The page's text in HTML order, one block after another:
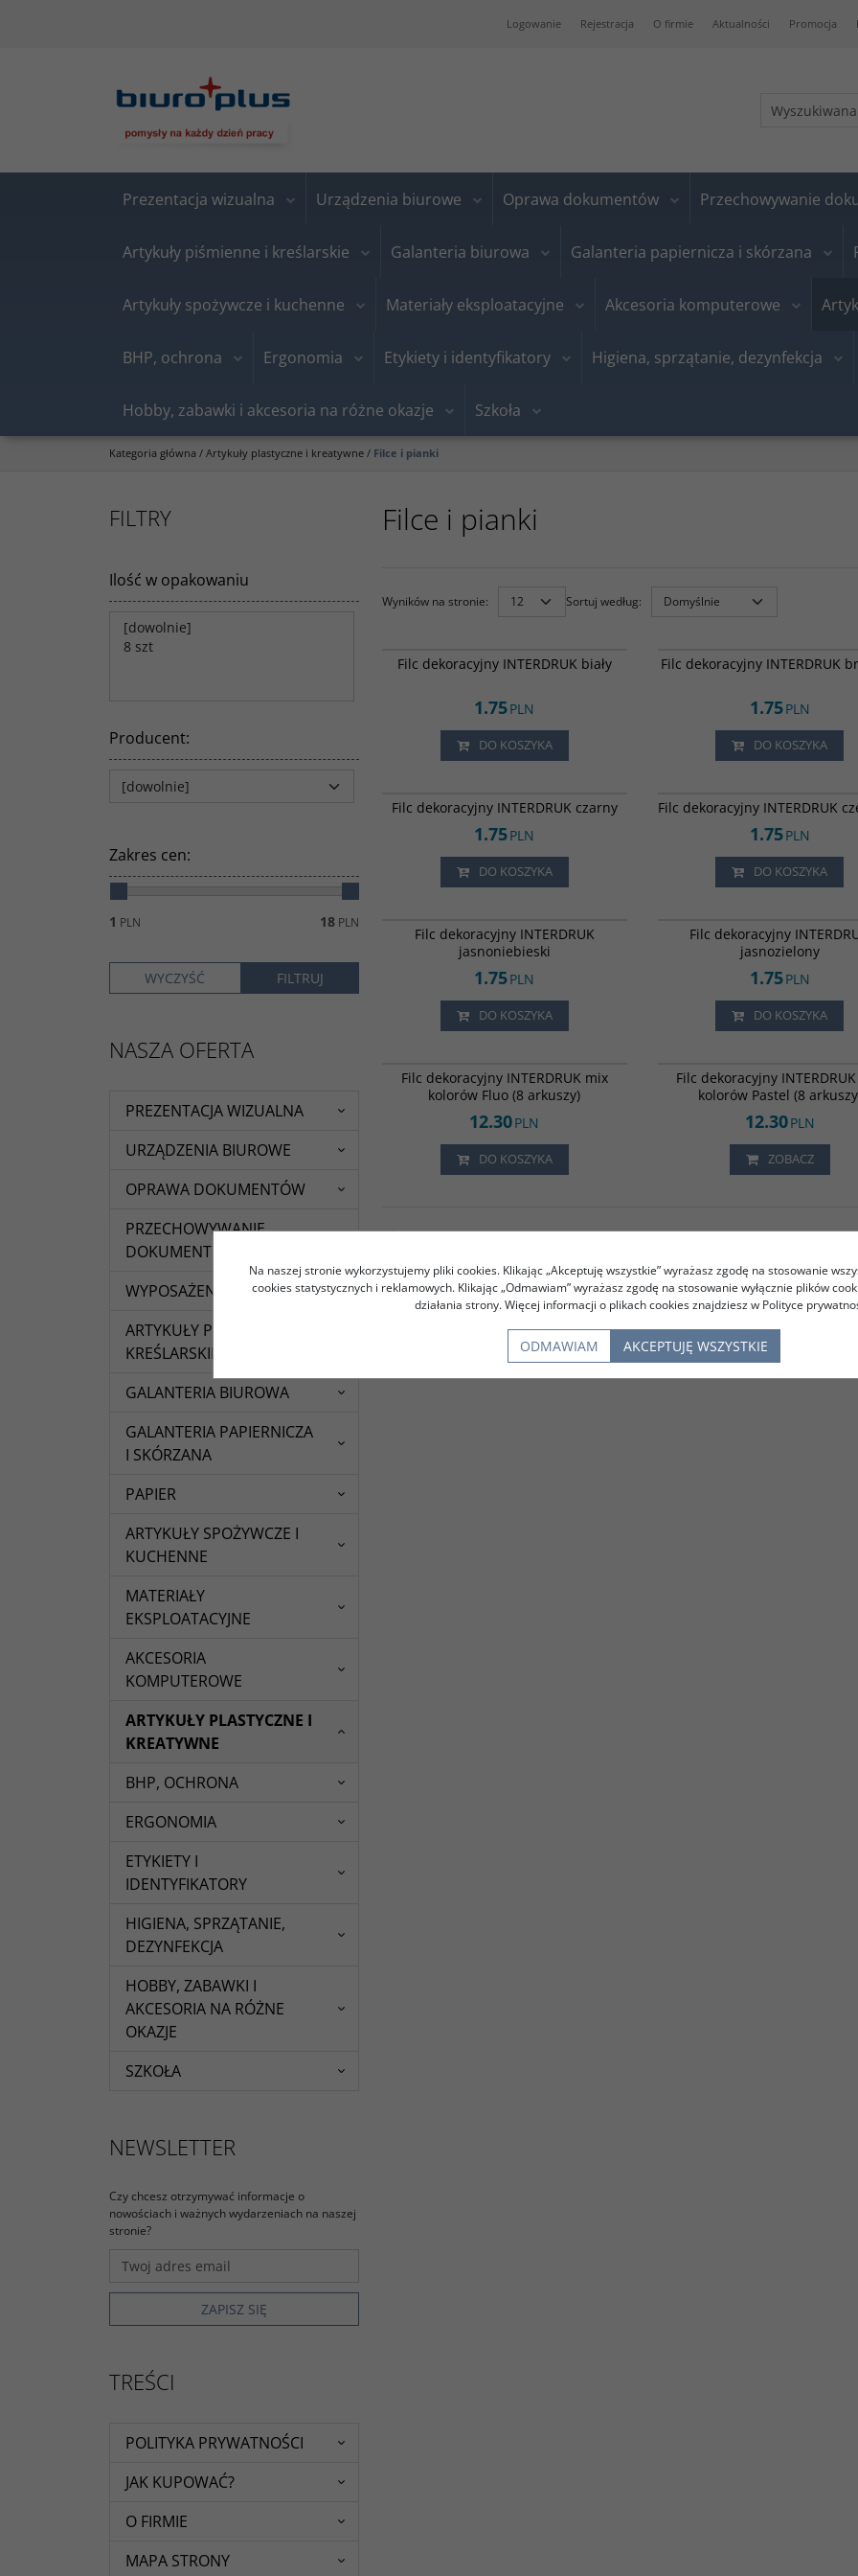
Logowanie Rejestracja O firmie Aktualności Promocja
Prezentacja wizualna Urządzenia biurowe Oprawa dokumentów Przechowywanie
Artykuły piśmienne i kreślarskie Galanteria biurowa Galanteria papiernicza i skórzana
Artykuły spożywcze i kuchenne Materiały eksploatacyjne Akcesoria komputerowe
BHP, ochrona Ergonomia Etykiety i identyfikatory Higiena, sprzątanie, dezynfekcja
Hobby, zabawki i akcesoria na różne okazje Szkoła
Kategoria główna / Artykuły plastyczne i kreatywne / Filce i pianki
Filce i pianki
Wyników na stronie: Sortuj według:
Filc dekoracyjny INTERDRUK biały
1.75PLN
DO KOSZYKA
Filc dekoracyjny INTERDRUK
1.75PLN
DO KOSZYKA
Filc dekoracyjny INTERDRUK czarny
1.75PLN
DO KOSZYKA
Filc dekoracyjny INTERDRUK
1.75PLN
DO KOSZYKA
Filc dekoracyjny INTERDRUK
jasnoniebieski
1.75PLN
DO KOSZYKA
Filc dekoracyjny
jasnozielony
1.75PLN
DO KOSZYKA
Filc dekoracyjny INTERDRUK mix
kolorów Fluo (8 arkuszy)
12.30PLN
DO KOSZYKA
Filc dekoracyjny
kolorów Pastel (8
12.30PLN
ZOBACZ
1 2
FILTRY
Ilość w opakowaniu
Producent:
Zakres cen:
1 PLN 18 PLN
NASZA OFERTA
PREZENTACJA WIZUALNA
URZĄDZENIA BIUROWE
OPRAWA DOKUMENTÓW
PRZECHOWYWANIE
DOKUMENTÓW
WYPOSAŻENIE BIURA
ARTYKUŁY PIŚMIENNE I
KREŚLARSKIE
GALANTERIA BIUROWA
GALANTERIA PAPIERNICZA
I SKÓRZANA
PAPIER
ARTYKUŁY SPOŻYWCZE I
KUCHENNE
MATERIAŁY
EKSPLOATACYJNE
AKCESORIA
KOMPUTEROWE
ARTYKUŁY PLASTYCZNE I
KREATYWNE
BHP, OCHRONA
ERGONOMIA
ETYKIETY I
IDENTYFIKATORY
HIGIENA, SPRZĄTANIE,
DEZYNFEKCJA
HOBBY, ZABAWKI I
AKCESORIA NA RÓŻNE
OKAZJE
SZKOŁA
NEWSLETTER
Czy chcesz otrzymywać informacje o
nowościach i ważnych wydarzeniach na naszej
stronie?
TREŚCI
POLITYKA PRYWATNOŚCI
JAK KUPOWAĆ?
O FIRMIE
MAPA STRONY
Na naszej stronie wykorzystujemy pliki cookies. Klikając „Akceptuję wszystkie” wyrażasz zgodę na stosowanie
cookies statystycznych i reklamowych. Klikając „Odmawiam” wyrażasz zgodę na stosowanie wyłącznie plików
działania strony. Więcej informacji o plikach cookies znajdziesz w Polityce
ODMAWIAM AKCEPTUJĘ WSZYSTKIE